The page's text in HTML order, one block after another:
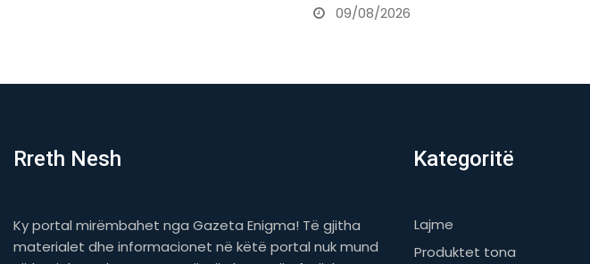
09/08/2026
Rreth Nesh
Ky portal mirëmbahet nga Gazeta Enigma! Të gjitha
materialet dhe informacionet në këtë portal nuk mund
Kategoritë
Lajme
Produktet tona